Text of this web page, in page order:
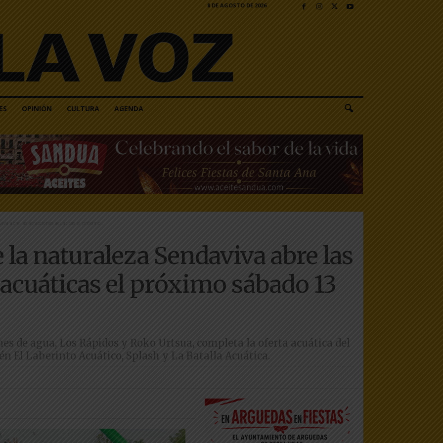
8 DE AGOSTO DE 2026
OPINIÓN CULTURA AGENDA
abre las atracciones acuáticas el próximo...
la naturaleza Sendaviva abre las
el próximo sábado 13
de agua, Los Rápidos y Roko Urtsua, completa la oferta acuática del
El Laberinto Acuático, Splash y La Batalla Acuática.